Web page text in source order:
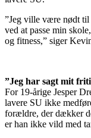
”Jeg ville være nødt
ved at passe min
og fitness,” siger
”Jeg har sagt mit
For 19-årige Jesper
lavere SU ikke
forældre, der dækker
er han ikke vild med